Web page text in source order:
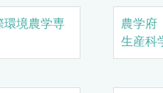
境農学専
農学
生産科